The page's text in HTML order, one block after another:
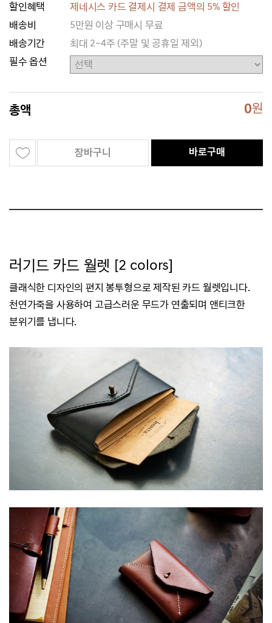
할인혜택
제네시스 카드 결제시 결제 금액의 5% 할인
배송비
5만원 이상 구매시 무료
배송기간
최대 2~4주 (주말 및 공휴일 제외)
필수 옵션
총액 0원
장바구니 바로구매
러기드 카드 월렛 [2 colors]
클래식한 디자인의 편지 봉투형으로 제작된 카드 월렛입니다.
천연가죽을 사용하여 고급스러운 무드가 연출되며 앤티크한
분위기를 냅니다.